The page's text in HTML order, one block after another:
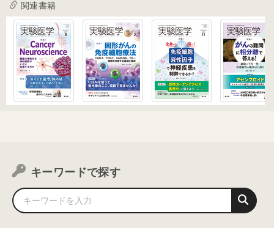
関連書籍
キーワードで探す